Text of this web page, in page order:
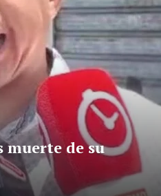
muerte de su